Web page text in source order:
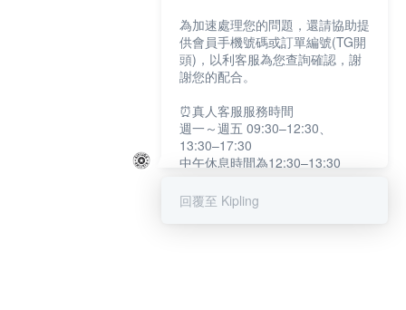
為加速處理您的問題，還請協助提
供會員手機號碼或訂單編號(TG開
頭)，以利客服為您查詢確認，謝
謝您的配合。
⏰真人客服服務時間
週一～週五 09:30–12:30、
13:30–17:30
中午休息時間為12:30–13:30
提醒您：系統會自動已讀訊息，如
回覆至 Kipling